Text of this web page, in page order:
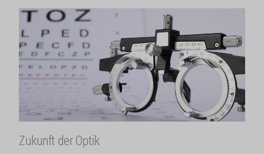
Zukunft der Optik